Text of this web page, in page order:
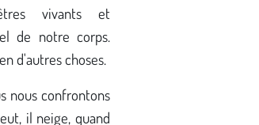
vivants et
de notre corps.
d'autres choses.
nous confrontons
il neige, quand